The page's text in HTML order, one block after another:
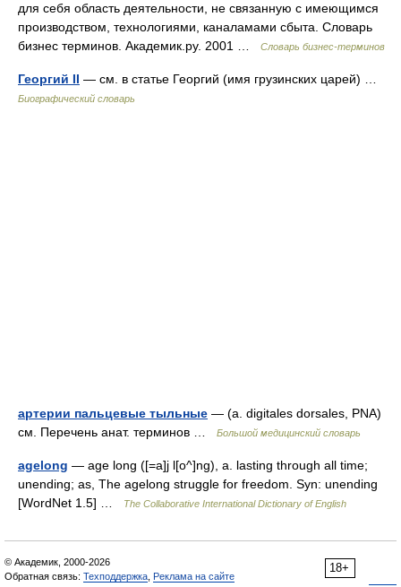
для себя область деятельности, не связанную с имеющимся
производством, технологиями, каналамами сбыта. Словарь
бизнес терминов. Академик.ру. 2001 …
Словарь бизнес-терминов
Георгий II — см. в статье Георгий (имя грузинских царей) …
Биографический словарь
артерии пальцевые тыльные — (a. digitales dorsales, PNA)
см. Перечень анат. терминов …
Большой медицинский словарь
agelong — age long ([=a]j l[o^]ng), a. lasting through all time;
unending; as, The agelong struggle for freedom. Syn: unending
[WordNet 1.5] …
The Collaborative International Dictionary of English
18+
© Академик, 2000-2026
Обратная связь: Техподдержка Реклама на сайте